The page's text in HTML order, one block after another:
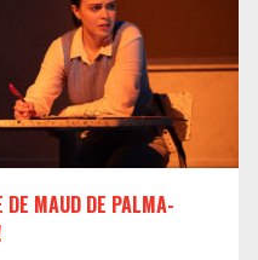
MAUD DE PALMA-